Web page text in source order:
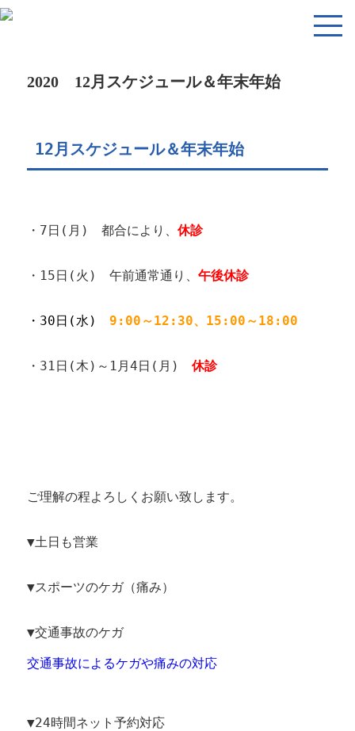
2020 12月スケジュール＆年末年始
12月スケジュール＆年末年始
・7日(月) 都合により、 休診
・15日(火) 午前通常通り、 午後休診
・30日(水) 9:00～12:30、15:00～18:00
・31日(木)～1月4日(月) 休診
ご理解の程よろしくお願い致します。
▼土日も営業
▼スポーツのケガ（痛み）
▼交通事故のケガ
交通事故によるケガや痛みの対応
▼24時間ネット予約対応